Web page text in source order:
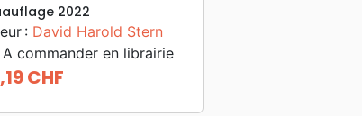
2022
: David Harold Stern
A commander en librairie
CHF